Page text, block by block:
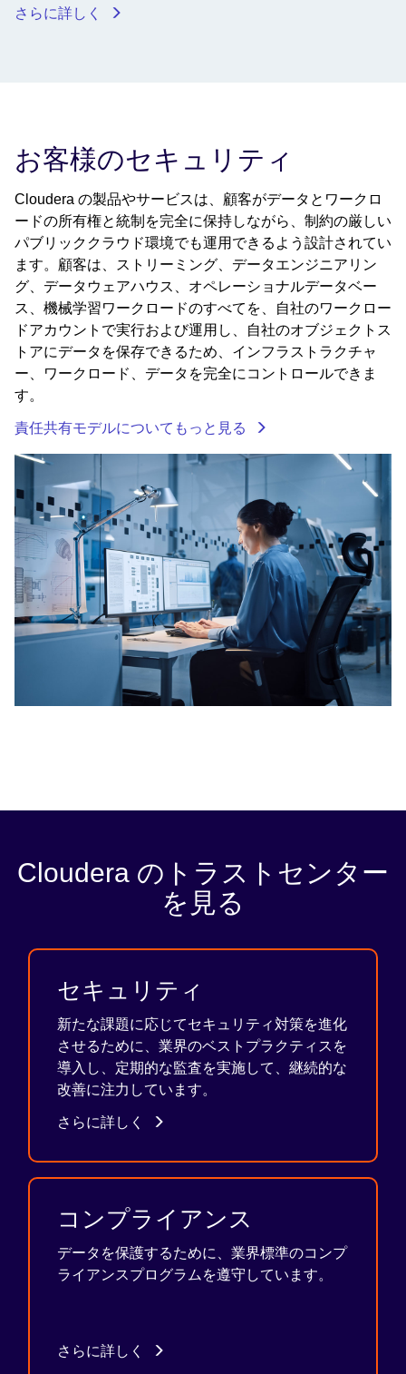
さらに詳しく
お客様のセキュリティ
Cloudera の製品やサービスは、顧客がデータとワークロ
ードの所有権と統制を完全に保持しながら、制約の厳しい
パブリッククラウド環境でも運用できるよう設計されてい
ます。顧客は、ストリーミング、データエンジニアリン
グ、データウェアハウス、オペレーショナルデータベー
ス、機械学習ワークロードのすべてを、自社のワークロー
ドアカウントで実行および運用し、自社のオブジェクトス
トアにデータを保存できるため、インフラストラクチャ
ー、ワークロード、データを完全にコントロールできま
す。
責任共有モデルについてもっと見る
Cloudera のトラストセンター
を見る
セキュリティ
新たな課題に応じてセキュリティ対策を進化
させるために、業界のベストプラクティスを
導入し、定期的な監査を実施して、継続的な
改善に注力しています。
さらに詳しく
コンプライアンス
データを保護するために、業界標準のコンプ
ライアンスプログラムを遵守しています。
さらに詳しく